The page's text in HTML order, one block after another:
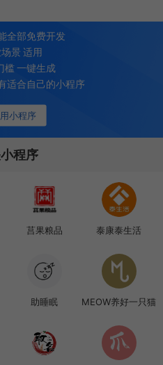
小程序
全部免费开发
景 适用
槛 一键生成
适合自己的小程序
程序
莒果粮品 泰康泰生活
助睡眠 MEOW养好一只猫